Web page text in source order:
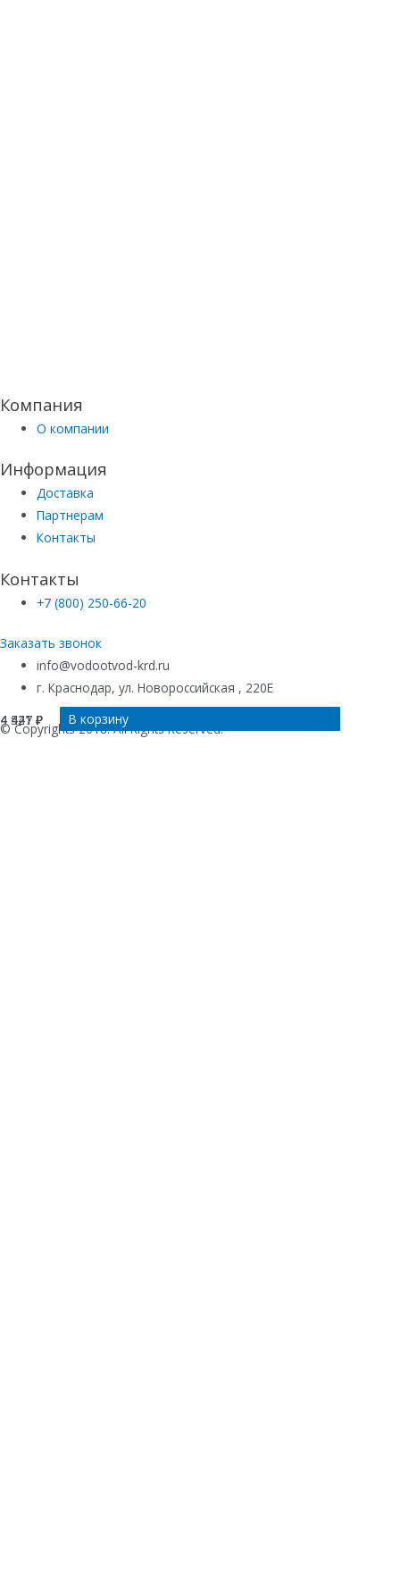
4 547 ₽ В корзину
4 421 ₽ В корзину
4 421 ₽ В корзину
4 421 ₽ В корзину
Компания
О компании
Информация
Доставка
Партнерам
Контакты
Контакты
+7 (800) 250-66-20
Заказать звонок
info@vodootvod-krd.ru
г. Краснодар, ул. Новороссийская , 220Е
© Copyrights 2018. All Rights Reserved.